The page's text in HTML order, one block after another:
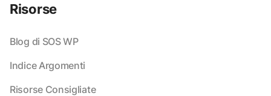
Risorse
Blog di SOS WP
Indice Argomenti
Risorse Consigliate